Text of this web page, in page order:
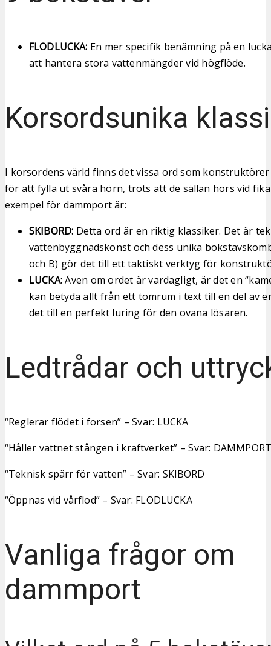
FLODLUCKA: En mer specifik benämning på en
att hantera stora vattenmängder vid högflöde.
Korsordsunika
I korsordens värld finns det vissa ord som
för att fylla ut svåra hörn, trots att de sällan hörs vid
exempel för dammport är:
SKIBORD: Detta ord är en riktig klassiker. Det är
vattenbyggnadskonst och dess unika
och B) gör det till ett taktiskt verktyg för
LUCKA:Även om ordet är vardagligt, är det en
kan betyda allt från ett tomrum i text till en del av
det till en perfekt luring för den ovana lösaren.
Ledtrådar och
“Reglerar flödet i forsen” – Svar: LUCKA
“Håller vattnet stången i kraftverket” – Svar:
“Teknisk spärr för vatten” – Svar: SKIBORD
“Öppnas vid vårflod” – Svar: FLODLUCKA
Vanliga frågor om
dammport